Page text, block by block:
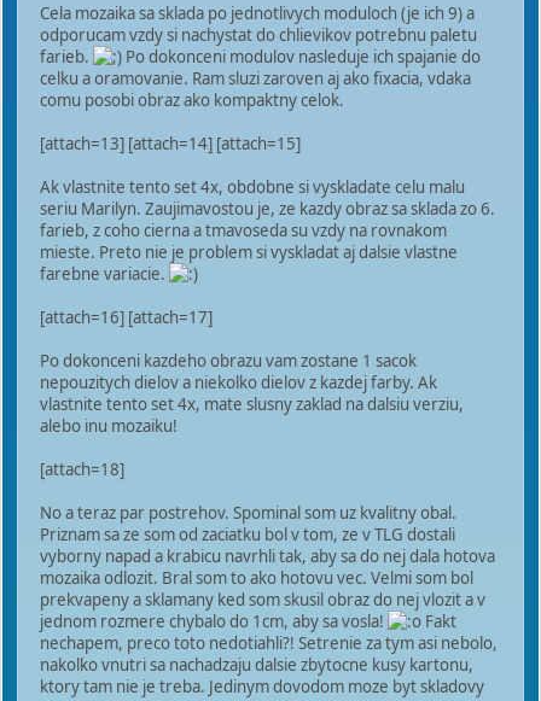
Cela mozaika sa sklada po jednotlivych moduloch (je ich 9) a
odporucam vzdy si nachystat do chlievikov potrebnu paletu
farieb.
Po dokonceni modulov nasleduje ich spajanie do
celku a oramovanie. Ram sluzi zaroven aj ako fixacia, vdaka
comu posobi obraz ako kompaktny celok.
[attach=13] [attach=14] [attach=15]
Ak vlastnite tento set 4x, obdobne si vyskladate celu malu
seriu Marilyn. Zaujimavostou je, ze kazdy obraz sa sklada zo 6.
farieb, z coho cierna a tmavoseda su vzdy na rovnakom
mieste. Preto nie je problem si vyskladat aj dalsie vlastne
farebne variacie.
[attach=16] [attach=17]
Po dokonceni kazdeho obrazu vam zostane 1 sacok
nepouzitych dielov a niekolko dielov z kazdej farby. Ak
vlastnite tento set 4x, mate slusny zaklad na dalsiu verziu,
alebo inu mozaiku!
[attach=18]
No a teraz par postrehov. Spominal som uz kvalitny obal.
Priznam sa ze som od zaciatku bol v tom, ze v TLG dostali
vyborny napad a krabicu navrhli tak, aby sa do nej dala hotova
mozaika odlozit. Bral som to ako hotovu vec. Velmi som bol
prekvapeny a sklamany ked som skusil obraz do nej vlozit a v
jednom rozmere chybalo do 1cm, aby sa vosla!
Fakt
nechapem, preco toto nedotiahli?! Setrenie za tym asi nebolo,
nakolko vnutri sa nachadzaju dalsie zbytocne kusy kartonu,
ktory tam nie je treba. Jedinym dovodom moze byt skladovy